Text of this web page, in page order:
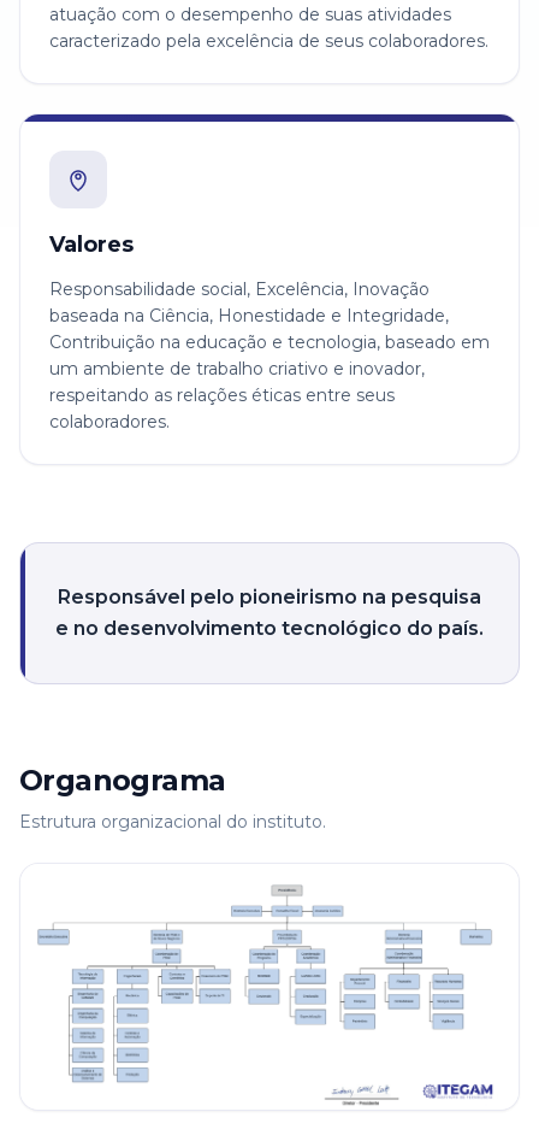
atuação com o desempenho de suas atividades
caracterizado pela excelência de seus colaboradores.
Valores
Responsabilidade social, Excelência, Inovação
baseada na Ciência, Honestidade e Integridade,
Contribuição na educação e tecnologia, baseado em
um ambiente de trabalho criativo e inovador,
respeitando as relações éticas entre seus
colaboradores.
Responsável pelo pioneirismo na pesquisa
e no desenvolvimento tecnológico do país.
Organograma
Estrutura organizacional do instituto.